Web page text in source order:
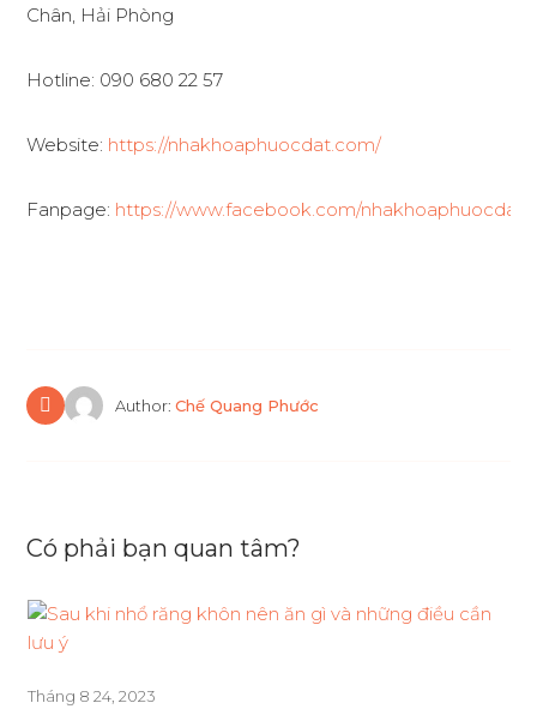
Chân, Hải Phòng
Hotline: 090 680 22 57
Website: https://nhakhoaphuocdat.com/
Fanpage: https://www.facebook.com/nhakhoaphuocdat
Author: Chế Quang Phước
Có phải bạn quan tâm?
Tháng 8 24, 2023